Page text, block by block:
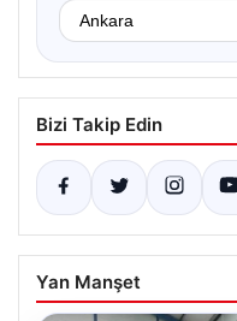
Bizi Takip Edin
Yan Manşet